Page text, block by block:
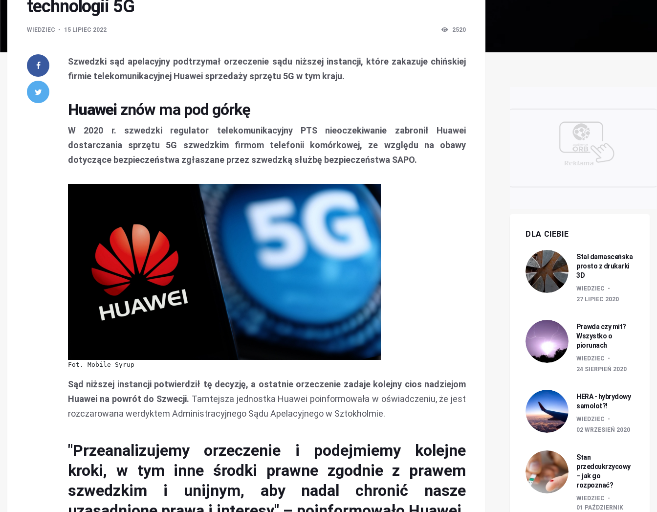
technologii 5G
WIEDZIEC 15 LIPIEC 2022 2520
Szwedzki sąd apelacyjny podtrzymał orzeczenie sądu niższej instancji, które zakazuje chińskiej
firmie telekomunikacyjnej Huawei sprzedaży sprzętu 5G w tym kraju.
Huawei znów ma pod górkę
W 2020 r. szwedzki regulator telekomunikacyjny PTS nieoczekiwanie zabronił Huawei
dostarczania sprzętu 5G szwedzkim firmom telefonii komórkowej, ze względu na obawy
dotyczące bezpieczeństwa zgłaszane przez szwedzką służbę bezpieczeństwa SAPO.
Fot. Mobile Syrup
Sąd niższej instancji potwierdził tę decyzję, a ostatnie orzeczenie zadaje kolejny cios nadziejom
Huawei na powrót do Szwecji. Tamtejsza jednostka Huawei poinformowała w oświadczeniu, że jest
rozczarowana werdyktem Administracyjnego Sądu Apelacyjnego w Sztokholmie.
"Przeanalizujemy orzeczenie i podejmiemy kolejne
kroki, w tym inne środki prawne zgodnie z prawem
szwedzkim i unijnym, aby nadal chronić nasze
DLA CIEBIE
Stal damasceńska
prosto z drukarki
3D
WIEDZIEC
27 LIPIEC 2020
Prawda czy mit?
Wszystko o
piorunach
WIEDZIEC
24 SIERPIEŃ 2020
HERA - hybrydowy
samolot?!
WIEDZIEC
02 WRZESIEŃ 2020
Stan
przedcukrzycowy
– jak go
rozpoznać?
WIEDZIEC
01 PAŹDZIERNIK